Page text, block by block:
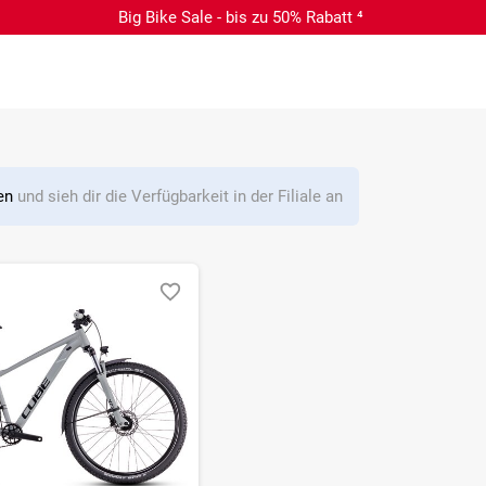
Big Bike Sale - bis zu 50% Rabatt ⁴
und sieh dir die Verfügbarkeit in der Filiale an